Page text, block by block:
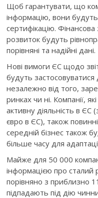
Щоб гарантувати, що
інформацію, вони
сертифікацію. Фінансова
розвиток будуть
порівняні та надійні дані.
Нові вимоги ЄС щодо
будуть застосовуватися
незалежно від того,
ринках чи ні. Компанії,
активну діяльність в
євро в ЄС), також
середній бізнес також
більше часу для
Майже для 50 000
інформацією про
порівняно з приблизно
підпадають під дію